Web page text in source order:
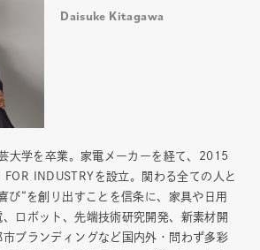
Daisuke Kitagawa
大学を卒業。家電メーカーを経て、2015
INDUSTRYを設立。関わる全ての人と
び“を創り出すことを信条に、家具や日用
ロボット、先端技術研究開発、新素材開
ブランディングなど国内外・問わず多彩